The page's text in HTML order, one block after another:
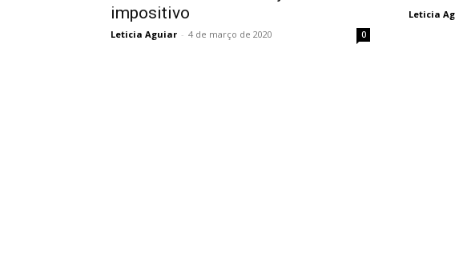
impositivo
Leticia Aguiar - 4 de março de 2020 0
Leticia